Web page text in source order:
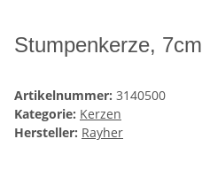
Stumpenkerze,
Artikelnummer: 3140500
Kategorie: Kerzen
Hersteller: Rayher